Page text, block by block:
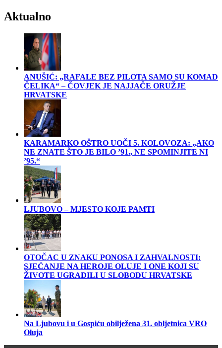
Aktualno
ANUŠIĆ: „RAFALE BEZ PILOTA SAMO SU KOMAD
ČELIKA“ – ČOVJEK JE NAJJAČE ORUŽJE
HRVATSKE
KARAMARKO OŠTRO UOČI 5. KOLOVOZA: „AKO
NE ZNATE ŠTO JE BILO ’91., NE SPOMINJITE NI
’95.“
LJUBOVO – MJESTO KOJE PAMTI
OTOČAC U ZNAKU PONOSA I ZAHVALNOSTI:
SJEĆANJE NA HEROJE OLUJE I ONE KOJI SU
ŽIVOTE UGRADILI U SLOBODU HRVATSKE
Na Ljubovu i u Gospiću obilježena 31. obljetnica VRO
Oluja